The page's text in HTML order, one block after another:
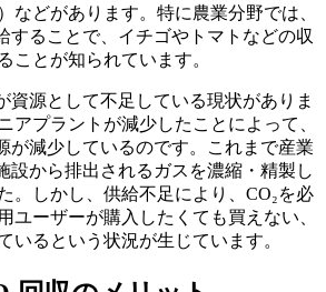
などがあります。特に農業分野では、
することで、イチゴやトマトなどの収
ことが知られています。
資源として不足している現状がありま
アプラントが減少したことによって、
が減少しているのです。これまで産業
設から排出されるガスを濃縮・精製し
。しかし、供給不足により、CO₂を必
ユーザーが購入したくても買えない、
いるという状況が生じています。